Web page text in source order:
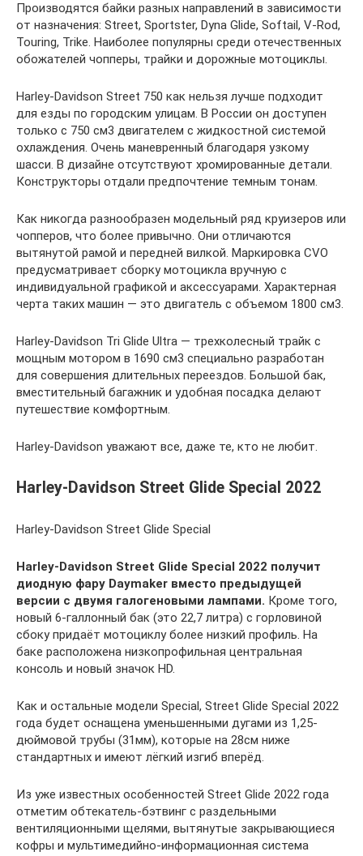
Производятся байки разных направлений в зависимости
от назначения: Street, Sportster, Dyna Glide, Softail, V-Rod,
Touring, Trike. Наиболее популярны среди отечественных
обожателей чопперы, трайки и дорожные мотоциклы.
Harley-Davidson Street 750 как нельзя лучше подходит
для езды по городским улицам. В России он доступен
только с 750 см3 двигателем с жидкостной системой
охлаждения. Очень маневренный благодаря узкому
шасси. В дизайне отсутствуют хромированные детали.
Конструкторы отдали предпочтение темным тонам.
Как никогда разнообразен модельный ряд круизеров или
чопперов, что более привычно. Они отличаются
вытянутой рамой и передней вилкой. Маркировка CVO
предусматривает сборку мотоцикла вручную с
индивидуальной графикой и аксессуарами. Характерная
черта таких машин — это двигатель с объемом 1800 см3.
Harley-Davidson Tri Glide Ultra — трехколесный трайк с
мощным мотором в 1690 см3 специально разработан
для совершения длительных переездов. Большой бак,
вместительный багажник и удобная посадка делают
путешествие комфортным.
Harley-Davidson уважают все, даже те, кто не любит.
Harley-Davidson Street Glide Special 2022
Harley-Davidson Street Glide Special
Harley-Davidson Street Glide Special 2022 получит
диодную фару Daymaker вместо предыдущей
версии с двумя галогеновыми лампами. Кроме того,
новый 6-галлонный бак (это 22,7 литра) с горловиной
сбоку придаёт мотоциклу более низкий профиль. На
баке расположена низкопрофильная центральная
консоль и новый значок HD.
Как и остальные модели Special, Street Glide Special 2022
года будет оснащена уменьшенными дугами из 1,25-
дюймовой трубы (31мм), которые на 28см ниже
стандартных и имеют лёгкий изгиб вперёд.
Из уже известных особенностей Street Glide 2022 года
отметим обтекатель-бэтвинг с раздельными
вентиляционными щелями, вытянутые закрывающиеся
кофры и мультимедийно-информационная система